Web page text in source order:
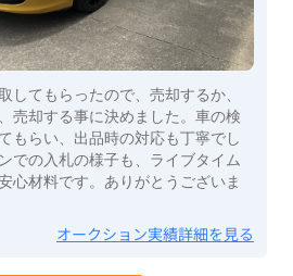
してもらったので、売却するか、
売却する事に決めました。車の検
もらい、出品時の対応も丁寧でし
での入札の様子も、ライブタイム
心材料です。ありがとうございま
オークション実績詳細を見る